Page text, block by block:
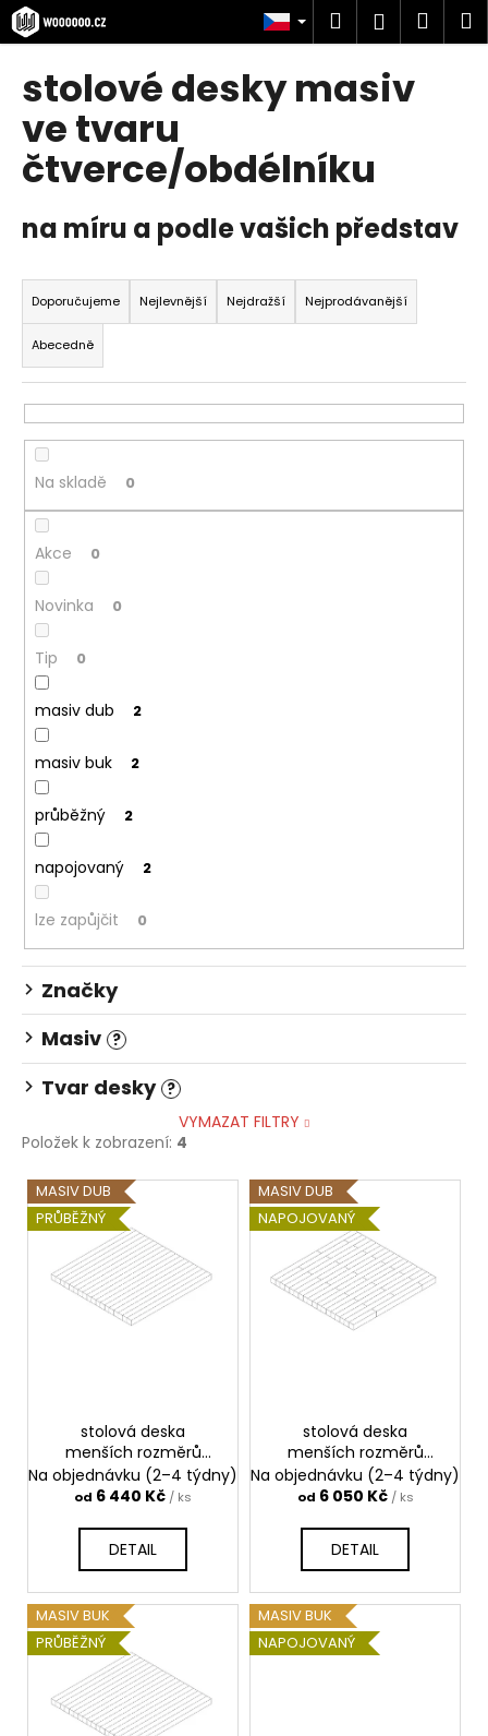
Přejít
na
obsah
Hledat
stolové desky masiv
ve tvaru
čtverce/obdélníku
na míru a podle vašich představ
Ř
a
z
e
n
í
p
o
d
u
k
ů
Doporučujeme Nejlevnější Nejdražší Nejprodávanější
Abecedně
Na skladě 0
Akce 0
Novinka 0
Tip 0
masiv dub 2
masiv buk 2
průběžný 2
napojovaný 2
lze zapůjčit 0
Značky
Masiv ?
Tvar desky ?
VYMAZAT FILTRY
Položek k zobrazení: 4
V
ý
p
k
MASIV DUB
PRŮBĚŽNÝ
stolová deska
menších rozměrů
masivní dub průběžný
Na objednávku (2–4 týdny)
od 6 440 Kč / ks
DETAIL
MASIV DUB
NAPOJOVANÝ
stolová deska
menších rozměrů
masivní dub
napojovaný
Na objednávku (2–4 týdny)
od 6 050 Kč / ks
DETAIL
MASIV BUK
PRŮBĚŽNÝ
MASIV BUK
NAPOJOVANÝ
K
o
C
o
p
t
e
b
u
j
e
t
e
n
a
?
D
o
p
o
u
č
u
j
e
m
e
DESKA
HALIFAX
PŘÍRODNÍ
380